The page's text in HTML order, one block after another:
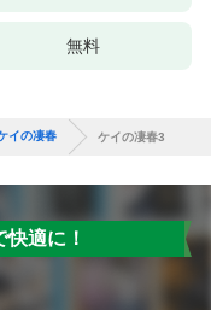
無料
イの凄春 ケイの凄春3
適に！